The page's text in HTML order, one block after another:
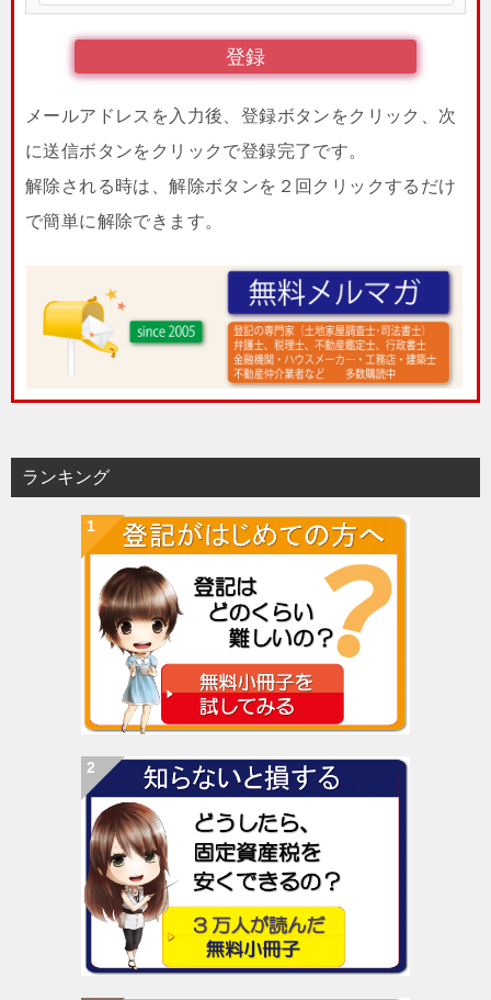
メールアドレスを入力後、登録ボタンをクリック、次
に送信ボタンをクリックで登録完了です。
解除される時は、解除ボタンを２回クリックするだけ
で簡単に解除できます。
ランキング